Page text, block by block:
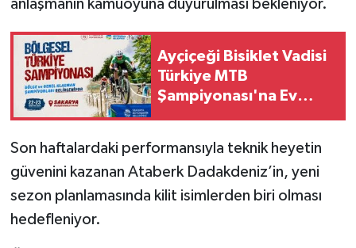
anlaşmanın kamuoyuna duyurulması bekleniyor.
Ayçiçeği Bisiklet Vadisi
Türkiye MTB
Şampiyonası'na Ev
Son haftalardaki performansıyla teknik heyetin
güvenini kazanan Ataberk Dadakdeniz’in, yeni
sezon planlamasında kilit isimlerden biri olması
hedefleniyor.